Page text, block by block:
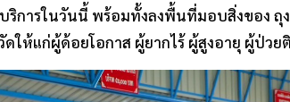
ริการในวันนี้ พร้อมทั้งลงพื้นที่มอบสิ่งของ ถุ
ให้แก่ผู้ด้อยโอกาส ผู้ยากไร้ ผู้สูงอายุ ผู้ป่วย